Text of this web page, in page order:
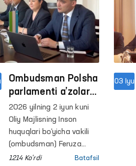
Ombudsman Polsha
parlamenti a’zolari
bilan uchrashdi
2026 yilning 2 iyun kuni
Oliy Majlisning Inson
huquqlari bo‘yicha vakili
(ombudsman) Feruza
Eshmatova Polsha
1214 Ko'rdi Batafsil
03 Iyu